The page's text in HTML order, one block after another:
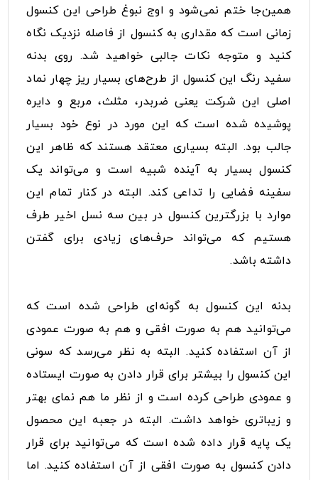
همین‌جا ختم نمی‌شود و اوج نبوغ طراحی این کنسول
زمانی است که مقداری به کنسول از فاصله نزدیک نگاه
کنید و متوجه نکات جالبی خواهید شد. روی بدنه
سفید رنگ این کنسول از طرح‌های بسیار ریز چهار نماد
اصلی این شرکت یعنی ضربدر، مثلث، مربع و دایره
پوشیده شده است که این مورد در نوع خود بسیار
جالب بود. البته بسیاری معتقد هستند که ظاهر این
کنسول بسیار به آینده شبیه است و می‌تواند یک
سفینه فضایی را تداعی کند. البته در کنار تمام این
موارد با بزرگترین کنسول در بین سه نسل اخیر طرف
هستیم که می‌تواند حرف‌های زیادی برای گفتن
داشته باشد.
بدنه این کنسول به گونه‌ای طراحی شده است که
می‌توانید هم به صورت افقی و هم به صورت عمودی
از آن استفاده کنید. البته به نظر می‌رسد که سونی
این کنسول را بیشتر برای قرار دادن به صورت ایستاده
و عمودی طراحی کرده است و از نظر ما هم نمای بهتر
و زیباتری خواهد داشت. البته در جعبه این محصول
یک پایه قرار داده شده است که می‌توانید برای قرار
دادن کنسول به صورت افقی از آن استفاده کنید. اما